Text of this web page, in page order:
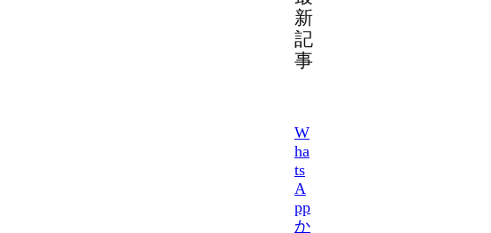
新
記
事
W
ha
ts
A
pp
か